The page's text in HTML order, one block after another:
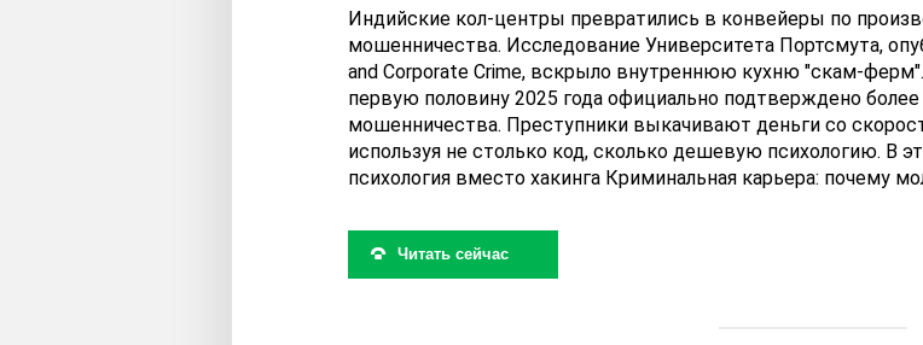
Индийские кол-центры превратились в конвейеры по
мошенничества. Исследование Университета Портсмута,
and Corporate Crime, вскрыло внутреннюю кухню "скам-
первую половину 2025 года официально подтверждено более
мошенничества. Преступники выкачивают деньги со
используя не столько код, сколько дешевую психологию. В
психология вместо хакинга Криминальная карьера: почему
Читать сейчас